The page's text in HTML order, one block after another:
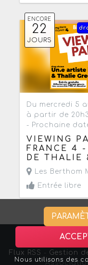
ENCORE
22
JOURS
Du mercredi 5
à partir de
- Prochaine
VIEWING
FRANCE 4
DE THALIE
Les Berthom
Entrée libre
Flux RSS Gestion
Nous utilisons des